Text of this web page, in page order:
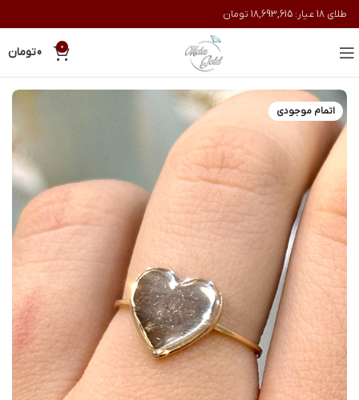
طلای 18 عیار: 18,693,615 تومان
0
0تومان
اتمام موجودی